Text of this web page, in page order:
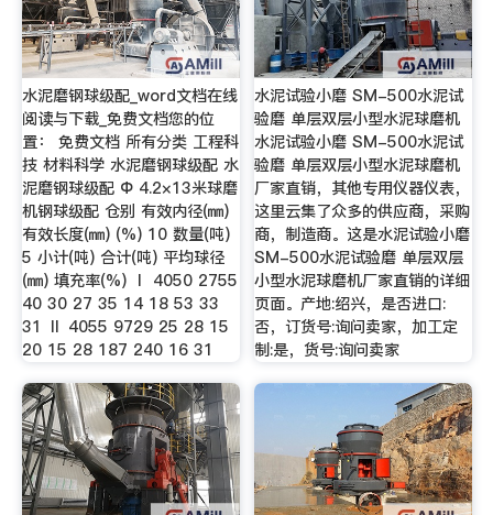
水泥磨钢球级配_word文档在线
阅读与下载_免费文档您的位
置： 免费文档 所有分类 工程科
技 材料科学 水泥磨钢球级配 水
泥磨钢球级配 Φ 4.2×13米球磨
机钢球级配 仓别 有效内径(㎜)
有效长度(㎜) (%) 10 数量(吨)
5 小计(吨) 合计(吨) 平均球径
(㎜) 填充率(%) Ⅰ 4050 2755
40 30 27 35 14 18 53 33
31 Ⅱ 4055 9729 25 28 15
20 15 28 187 240 16 31
水泥试验小磨 SM-500水泥试
验磨 单层双层小型水泥球磨机
水泥试验小磨 SM-500水泥试
验磨 单层双层小型水泥球磨机
厂家直销，其他专用仪器仪表，
这里云集了众多的供应商，采购
商，制造商。这是水泥试验小磨
SM-500水泥试验磨 单层双层
小型水泥球磨机厂家直销的详细
页面。产地:绍兴，是否进口:
否，订货号:询问卖家，加工定
制:是，货号:询问卖家